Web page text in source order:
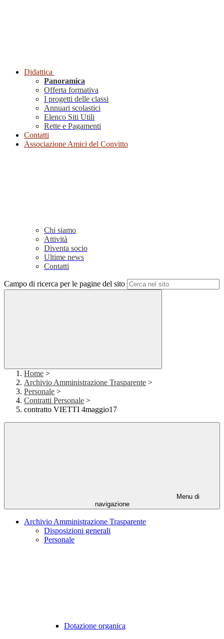
Didattica
Panoramica
Offerta formativa
I progetti delle classi
Annuari scolastici
Elenco Siti Utili
Rette e Pagamenti
Contatti
Associazione Amici del Convitto
Chi siamo
Attività
Diventa socio
Ultime news
Contatti
Campo di ricerca per le pagine del sito
Home >
Archivio Amministrazione Trasparente >
Personale >
Contratti Personale >
contratto VIETTI 4maggio17
Menu di
navigazione
Archivio Amministrazione Trasparente
Disposizioni generali
Personale
Dotazione organica